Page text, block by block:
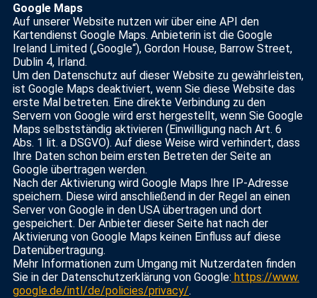
Google Maps
Auf unserer Website nutzen wir über eine API den
Kartendienst Google Maps. Anbieterin ist die Google
Ireland Limited („Google“), Gordon House, Barrow Street,
Dublin 4, Irland.
Um den Datenschutz auf dieser Website zu gewährleisten,
ist Google Maps deaktiviert, wenn Sie diese Website das
erste Mal betreten. Eine direkte Verbindung zu den
Servern von Google wird erst hergestellt, wenn Sie Google
Maps selbstständig aktivieren (Einwilligung nach Art. 6
Abs. 1 lit. a DSGVO). Auf diese Weise wird verhindert, dass
Ihre Daten schon beim ersten Betreten der Seite an
Google übertragen werden.
Nach der Aktivierung wird Google Maps Ihre IP-Adresse
speichern. Diese wird anschließend in der Regel an einen
Server von Google in den USA übertragen und dort
gespeichert. Der Anbieter dieser Seite hat nach der
Aktivierung von Google Maps keinen Einfluss auf diese
Datenübertragung.
Mehr Informationen zum Umgang mit Nutzerdaten finden
Sie in der Datenschutzerklärung von Google: https://www.
google.de/intl/de/policies/privacy/.